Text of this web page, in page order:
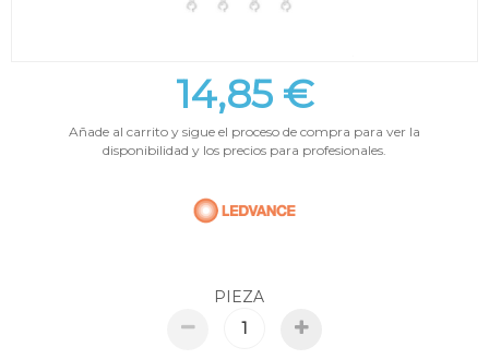
14,85 €
Añade al carrito y sigue el proceso de compra para ver la
disponibilidad y los precios para profesionales.
PIEZA